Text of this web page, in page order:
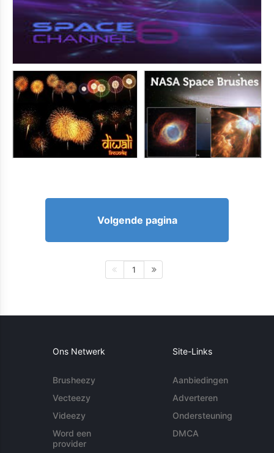
Volgende pagina
1
Ons Netwerk
Brusheezy
Vecteezy
Videezy
Word een
provider
Site-Links
Aanbiedingen
Adverteren
Ondersteuning
DMCA